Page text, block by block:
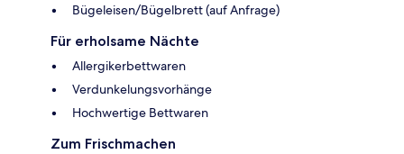
Bügeleisen/Bügelbrett (auf Anfrage)
Für erholsame Nächte
Allergikerbettwaren
Verdunkelungsvorhänge
Hochwertige Bettwaren
Zum Frischmachen